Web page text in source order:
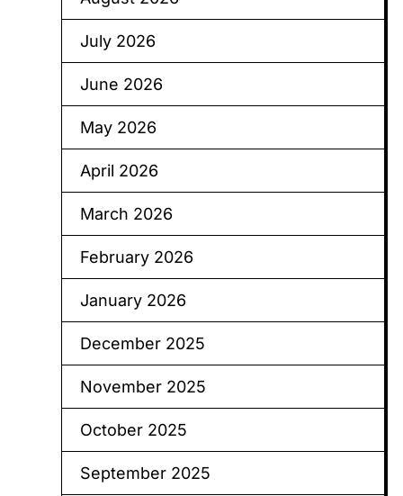
July 2026
June 2026
May 2026
April 2026
March 2026
February 2026
January 2026
December 2025
November 2025
October 2025
September 2025